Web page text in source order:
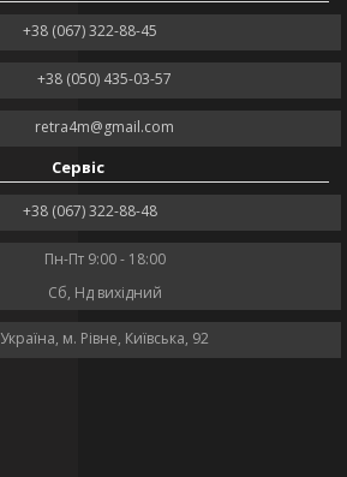
+38 (067) 322-88-45
+38 (050) 435-03-57
retra4m@gmail.com
Сервіс
+38 (067) 322-88-48
Пн-Пт 9:00 - 18:00
Сб, Нд вихідний
Україна, м. Рівне, Київська, 92